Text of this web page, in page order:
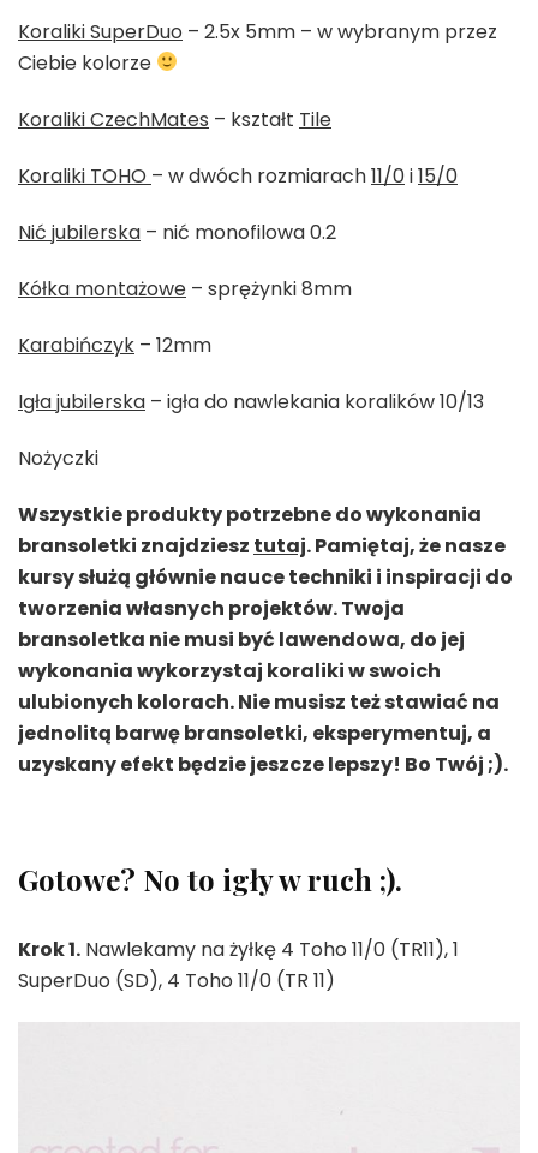
Koraliki SuperDuo – 2.5x 5mm – w wybranym przez
Ciebie kolorze
Koraliki CzechMates – kształt Tile
Koraliki TOHO – w dwóch rozmiarach11/0i15/0
Nić jubilerska – nić monofilowa 0.2
Kółka montażowe – sprężynki 8mm
Karabińczyk – 12mm
Igła jubilerska – igła do nawlekania koralików 10/13
Nożyczki
Wszystkie produkty potrzebne do wykonania
bransoletki znajdziesz tutaj. Pamiętaj, że nasze
kursy służą głównie nauce techniki i inspiracji do
tworzenia własnych projektów. Twoja
bransoletka nie musi być lawendowa, do jej
wykonania wykorzystaj koraliki w swoich
ulubionych kolorach. Nie musisz też stawiać na
jednolitą barwę bransoletki, eksperymentuj, a
uzyskany efekt będzie jeszcze lepszy! Bo Twój ;).
Gotowe? No to igły w ruch ;).
Krok 1. Nawlekamy na żyłkę 4 Toho 11/0 (TR11), 1
SuperDuo (SD), 4 Toho 11/0 (TR 11)